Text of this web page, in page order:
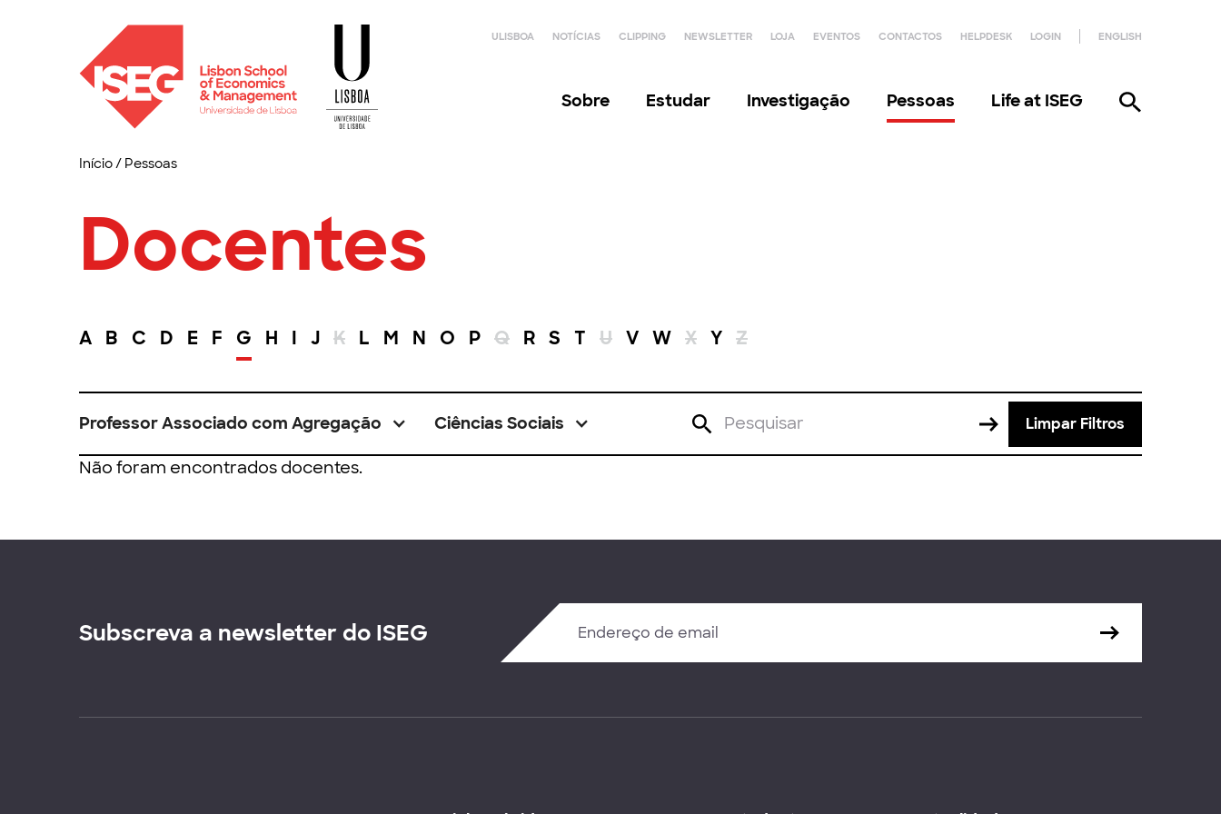
ULISBOA NOTÍCIAS CLIPPING NEWSLETTER LOJA EVENTOS CONTACTOS HELPDESK LOGIN ENGLISH
Sobre Estudar Investigação Pessoas Life at ISEG
Início/ Pessoas
Docentes
A B C D E F G H I J K L M N O P Q R S T U V W X Y Z
Professor Associado com Agregação Ciências Sociais Limpar Filtros
Não foram encontrados docentes.
Subscreva a newsletter do ISEG